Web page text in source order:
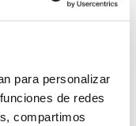
para personalizar
de redes
compartimos